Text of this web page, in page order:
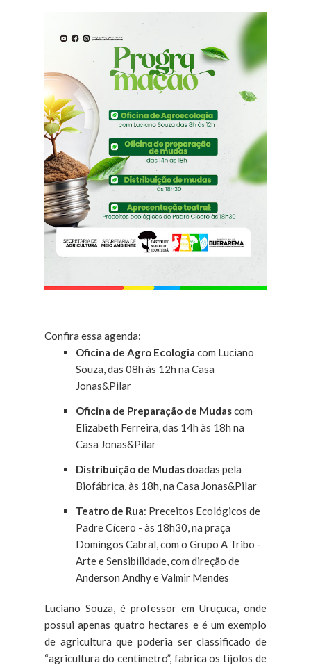
Confira essa agenda:
Oficina de Agro Ecologia com Luciano
Souza, das 08h às 12h na Casa
Jonas&Pilar
Oficina de Preparação de Mudascom
Elizabeth Ferreira, das 14h às 18h na
Casa Jonas&Pilar
Distribuição de Mudasdoadas pela
Biofábrica, às 18h, na Casa Jonas&Pilar
Teatro de Rua: Preceitos Ecológicos de
Padre Cícero - às 18h30, na praça
Domingos Cabral, com o Grupo A Tribo -
Arte e Sensibilidade, com direção de
Anderson Andhy e Valmir Mendes
Luciano Souza, é professor em Uruçuca, onde
possui apenas quatro hectares e é um exemplo
de agricultura que poderia ser classificado de
“agricultura do centímetro”, fabrica os tijolos de